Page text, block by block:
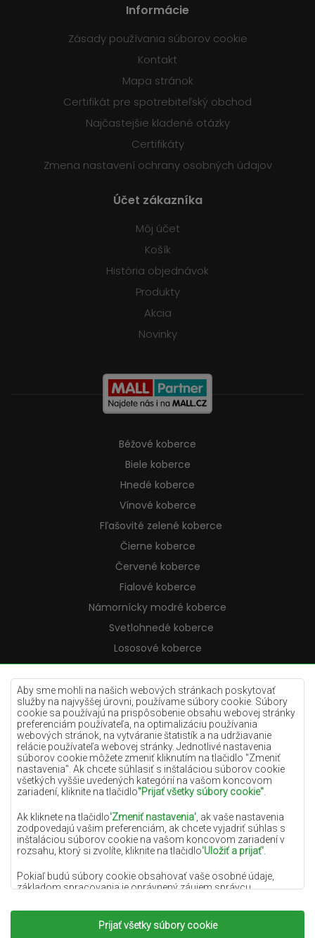
Aby sme mohli na našich webových stránkach poskytovať
služby na najvyššej úrovni, používame súbory cookie. Súbory
cookie sa používajú na prispôsobenie obsahu webovej stránky
preferenciám používateľa, na optimalizáciu používania
webových stránok, na vytváranie štatistík a na udržiavanie
relácie používateľa webovej stránky. Jednotlivé nastavenia
súborov cookie môžete zmeniť kliknutím na tlačidlo "Zmeniť
nastavenia". Ak chcete súhlasiť s inštaláciou súborov cookie
všetkých vyššie uvedených kategórií na vašom koncovom
zariadení, kliknite na tlačidlo"Prijať všetky súbory cookie"
Ak kliknete na tlačidlo'Zmeniť nastavenia' , ak vaše nastavenia
zodpovedajú vašim preferenciám, ak chcete vyjadriť súhlas s
inštaláciou súborov cookie na vašom koncovom zariadení v
rozsahu, ktorý si zvolíte, kliknite na tlačidlo'Uložiť a prijať'
Pokiaľ budú súbory cookie obsahovať vaše osobné údaje,
základom spracovania je oprávnený záujem správcu
podobe poskytovania vysokokvalitných služieb na našej
webovej stránke a marketingových aktivít správcu osobných
údajov a jeho dôveryhodných partnerov.
Prijať všetky súbory cookie
Informácie
Zásady používania súborov cookie
Kontakt
Mapa stránok
Certifikát pre spotrebiteľský obchod
Najčastejšie kladené otázky
Certifikáty
Zmena nastavení ochrany osobných údajov
Účet zákazníka
Môj účet
Košík
História objednávok
Produkty
Akcia
Novinky
Béžové koberce
Biele koberce
Hnedé koberce
Vínové koberce
Fľašovité zelené koberce
Čierne koberce
Červené koberce
Fialové koberce
Námornícky modré koberce
Svetlohnedé koberce
Lososové koberce
Krémové koberce
Lilac koberce
Žlté koberce
Mätové koberce
Modré koberce
Oranžové koberce
Ružové koberce
Šedé koberce
Terakotové koberce
Zelené koberce
Zlaté koberce
Copyright 2022Koberce Chemex.Všetky práva